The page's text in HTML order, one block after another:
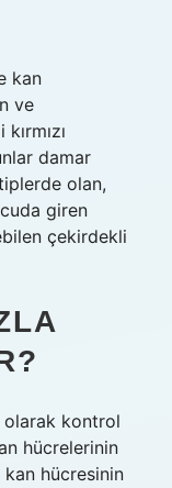
kan
ve
damar
olan,
giren
çekirdekli
olarak kontrol
hücrelerinin
kan hücresinin